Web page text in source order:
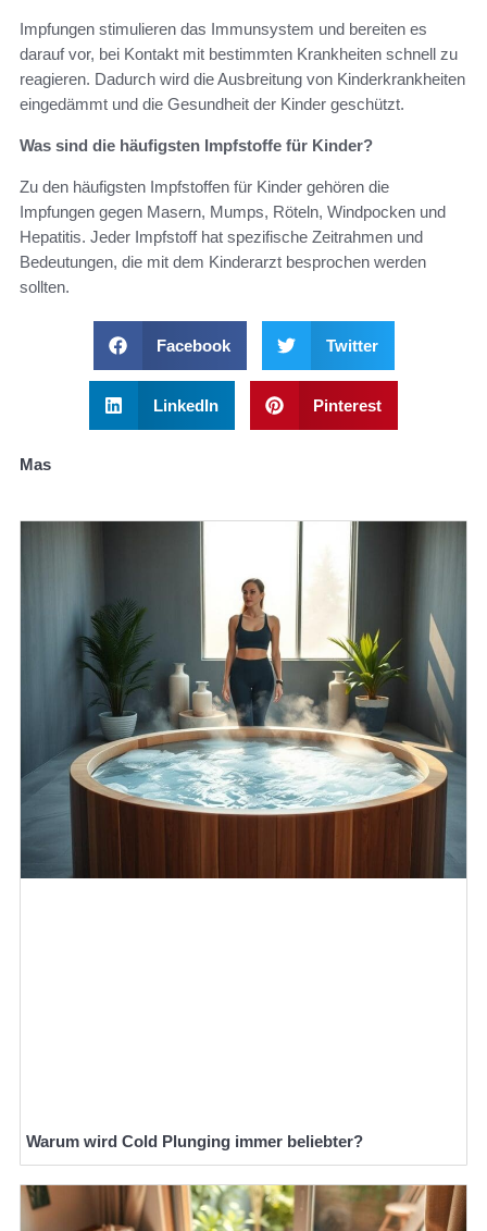
Impfungen stimulieren das Immunsystem und bereiten es
darauf vor, bei Kontakt mit bestimmten Krankheiten schnell zu
reagieren. Dadurch wird die Ausbreitung von Kinderkrankheiten
eingedämmt und die Gesundheit der Kinder geschützt.
Was sind die häufigsten Impfstoffe für Kinder?
Zu den häufigsten Impfstoffen für Kinder gehören die
Impfungen gegen Masern, Mumps, Röteln, Windpocken und
Hepatitis. Jeder Impfstoff hat spezifische Zeitrahmen und
Bedeutungen, die mit dem Kinderarzt besprochen werden
sollten.
Facebook Twitter
LinkedIn Pinterest
Mas
Warum wird Cold Plunging immer beliebter?